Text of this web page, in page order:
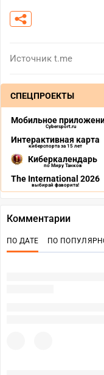
Источник t.me
СПЕЦПРОЕКТЫ
Мобильное
Cybersport.ru
Интерактивная карта
киберспорта за 15 лет
Киберкалендарь
по Миру Танков
The International 2026
выбирай фаворита!
Комментарии
ПО ДАТЕ ПО